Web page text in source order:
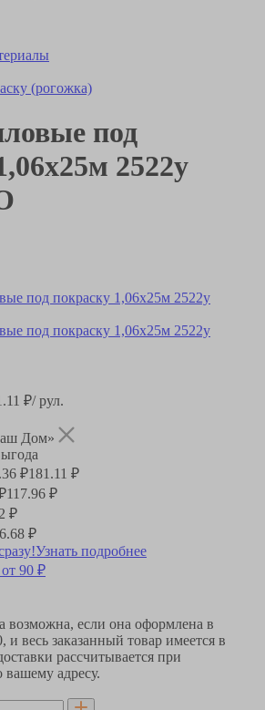
(рогожка)
под
2522у
₽/ рул.
Дом»
₽181.11 ₽
117.96 ₽
₽
₽
Узнать подробнее
90 ₽
возможна, если она оформлена в
, и весь заказанный товар имеется в
рассчитывается при
вашему адресу.